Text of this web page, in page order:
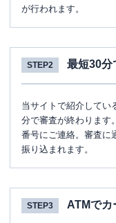
が行われます。
STEP2 最短30分
当サイトで紹介してい
分で審査が終わります
番号にご連絡。審査に
振り込まれます。
STEP3 ATMでカ